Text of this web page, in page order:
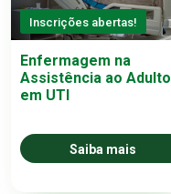
Inscrições abertas!
Enfermagem na
Assistência ao Adulto
em UTI
Saiba mais